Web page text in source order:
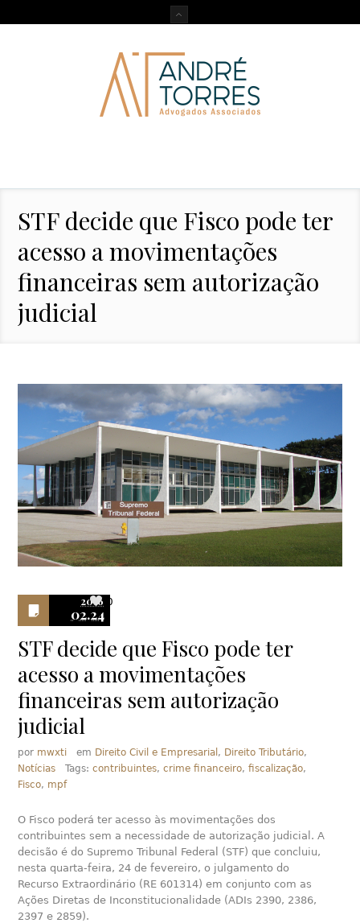
STF decide que Fisco pode ter
acesso a movimentações
financeiras sem autorização
judicial
2016
02.24
0
STF decide que Fisco pode ter
acesso a movimentações
financeiras sem autorização
judicial
por mwxti em Direito Civil e Empresarial , Direito Tributário,
Notícias
Tags:contribuintes,crime financeiro,fiscalização,
Fisco, mpf
O Fisco poderá ter acesso às movimentações dos
contribuintes sem a necessidade de autorização judicial. A
decisão é do Supremo Tribunal Federal (STF) que concluiu,
nesta quarta-feira, 24 de fevereiro, o julgamento do
Recurso Extraordinário (RE 601314) em conjunto com as
Ações Diretas de Inconstitucionalidade (ADIs 2390, 2386,
2397 e 2859).